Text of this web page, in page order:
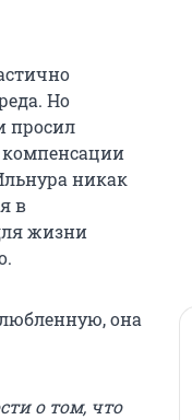
Но
просил
компенсации
никак
в
жизни
она
о том, что